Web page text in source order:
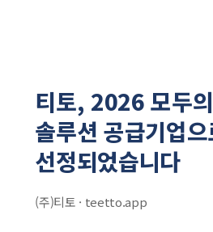
티토, 2026 모두
솔루션 공급기업
선정되었습니다
(주)티토 · teetto.app